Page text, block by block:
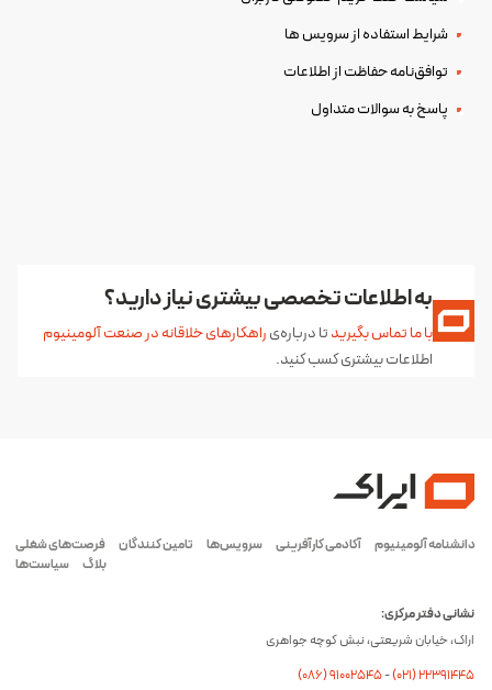
شرایط استفاده از سرویس ها
توافق‌نامه حفاظت از اطلاعات
پاسخ به سوالات متداول
به اطلاعات تخصصی بیشتری نیاز دارید؟
با ما تماس بگیریدتا درباره‌یراهکارهای خلاقانه در صنعت آلومینیوم
اطلاعات بیشتری کسب کنید.
دانشنامه آلومینیوم آکادمی کارآفرینی سرویس‌ها تامین کنندگان
فرصت‌های شغلی
بلاگ
سیاست‌ها
نشانی دفتر مرکزی:
اراک، خیابان شریعتی، نبش کوچه جواهری
(۰۸۶) ۹۱۰۰۲۵۴۵-(۰21) 22391445